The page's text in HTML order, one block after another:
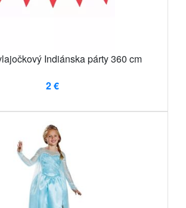
Indiánska párty 360 cm
2 €